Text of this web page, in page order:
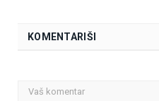
KOMENTARIŠI